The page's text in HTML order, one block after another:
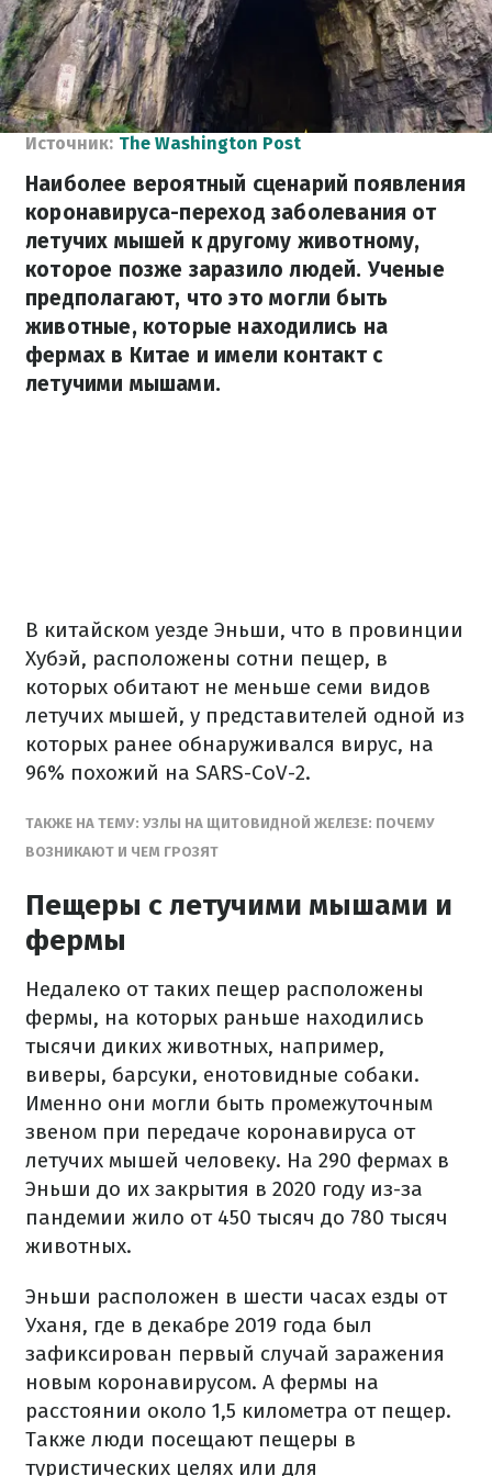
Источник: The Washington Post
Наиболее вероятный сценарий появления
коронавируса-переход заболевания от
летучих мышей к другому животному,
которое позже заразило людей. Ученые
предполагают, что это могли быть
животные, которые находились на
фермах в Китае и имели контакт с
летучими мышами.
В китайском уезде Эньши, что в провинции
Хубэй, расположены сотни пещер, в
которых обитают не меньше семи видов
летучих мышей, у представителей одной из
которых ранее обнаруживался вирус, на
96% похожий на SARS-CoV-2.
ТАКЖЕ НА ТЕМУ: УЗЛЫ НА ЩИТОВИДНОЙ ЖЕЛЕЗЕ: ПОЧЕМУ
ВОЗНИКАЮТ И ЧЕМ ГРОЗЯТ
Пещеры с летучими мышами и
фермы
Недалеко от таких пещер расположены
фермы, на которых раньше находились
тысячи диких животных, например,
виверы, барсуки, енотовидные собаки.
Именно они могли быть промежуточным
звеном при передаче коронавируса от
летучих мышей человеку. На 290 фермах в
Эньши до их закрытия в 2020 году из-за
пандемии жило от 450 тысяч до 780 тысяч
животных.
Эньши расположен в шести часах езды от
Уханя, где в декабре 2019 года был
зафиксирован первый случай заражения
новым коронавирусом. А фермы на
расстоянии около 1,5 километра от пещер.
Также люди посещают пещеры в
туристических целях или для